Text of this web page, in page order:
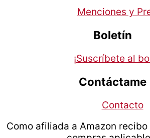
Menciones y
Boletín
¡Suscríbete al
Contáctame
Contacto
Como afiliada a Amazon